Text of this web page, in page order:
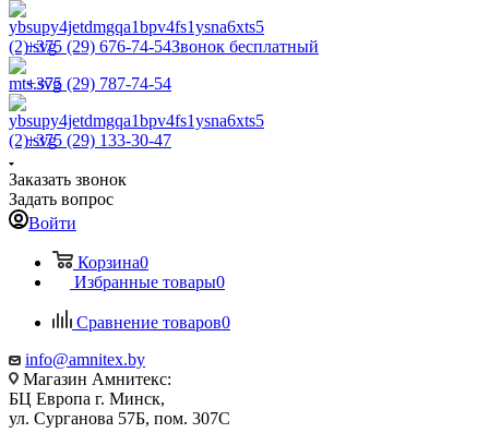
+375 (29) 676-74-54Звонок бесплатный
+375 (29) 787-74-54
+375 (29) 133-30-47
Заказать звонок
Задать вопрос
Войти
Корзина0
Избранные товары0
Сравнение товаров0
info@amnitex.by
Магазин Амнитекс:
БЦ Европа г. Минск,
ул. Сурганова 57Б, пом. 307С